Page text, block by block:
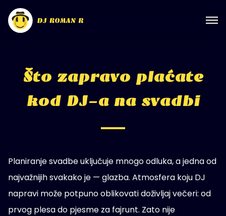
Što zapravo plaćate
kod DJ-a na svadbi
Planiranje svadbe uključuje mnogo odluka, a jedna od
najvažnijih svakako je — glazba. Atmosfera koju DJ
napravi može potpuno oblikovati doživljaj večeri: od
prvog plesa do pjesme za fajrunt. Zato nije